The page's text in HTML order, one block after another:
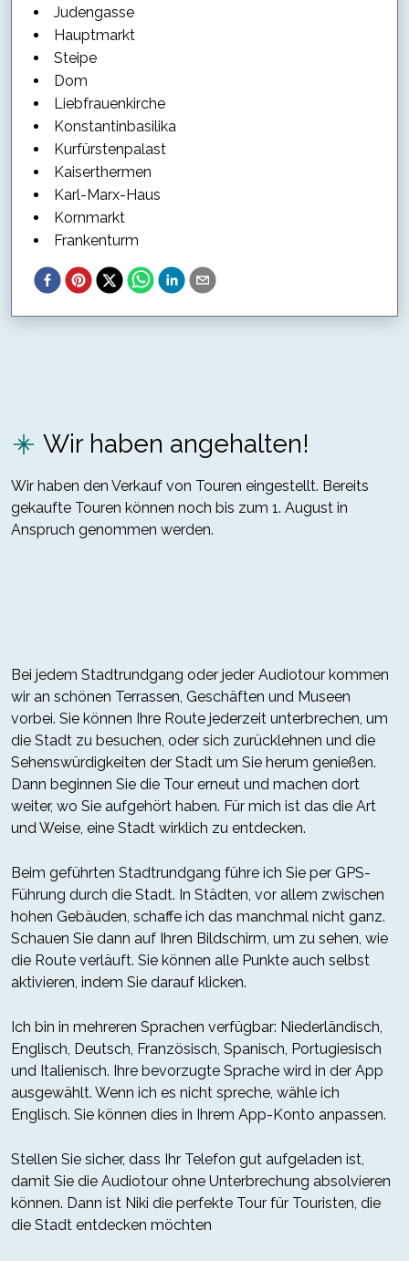
Judengasse
Hauptmarkt
Steipe
Dom
Liebfrauenkirche
Konstantinbasilika
Kurfürstenpalast
Kaiserthermen
Karl-Marx-Haus
Kornmarkt
Frankenturm
Wir haben angehalten!
Wir haben den Verkauf von Touren eingestellt. Bereits
gekaufte Touren können noch bis zum 1. August in
Anspruch genommen werden.
Bei jedem Stadtrundgang oder jeder Audiotour kommen
wir an schönen Terrassen, Geschäften und Museen
vorbei. Sie können Ihre Route jederzeit unterbrechen, um
die Stadt zu besuchen, oder sich zurücklehnen und die
Sehenswürdigkeiten der Stadt um Sie herum genießen.
Dann beginnen Sie die Tour erneut und machen dort
weiter, wo Sie aufgehört haben. Für mich ist das die Art
und Weise, eine Stadt wirklich zu entdecken.
Beim geführten Stadtrundgang führe ich Sie per GPS-
Führung durch die Stadt. In Städten, vor allem zwischen
hohen Gebäuden, schaffe ich das manchmal nicht ganz.
Schauen Sie dann auf Ihren Bildschirm, um zu sehen, wie
die Route verläuft. Sie können alle Punkte auch selbst
aktivieren, indem Sie darauf klicken.
Ich bin in mehreren Sprachen verfügbar: Niederländisch,
Englisch, Deutsch, Französisch, Spanisch, Portugiesisch
und Italienisch. Ihre bevorzugte Sprache wird in der App
ausgewählt. Wenn ich es nicht spreche, wähle ich
Englisch. Sie können dies in Ihrem App-Konto anpassen.
Stellen Sie sicher, dass Ihr Telefon gut aufgeladen ist,
damit Sie die Audiotour ohne Unterbrechung absolvieren
können. Dann ist Niki die perfekte Tour für Touristen, die
die Stadt entdecken möchten